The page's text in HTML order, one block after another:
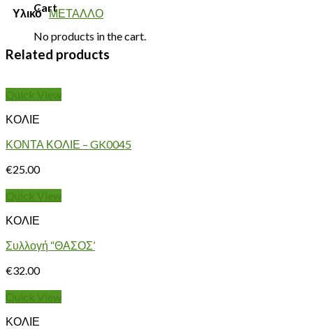
Cart
No products in the cart.
Υλικό ΜΕΤΑΛΛΟ
Related products
Quick View
ΚΟΛΙΕ
ΚΟΝΤΑ ΚΟΛΙΕ – GK0045
€25.00
Quick View
ΚΟΛΙΕ
Συλλογή “ΘΑΣΟΣ’
€32.00
Quick View
ΚΟΛΙΕ